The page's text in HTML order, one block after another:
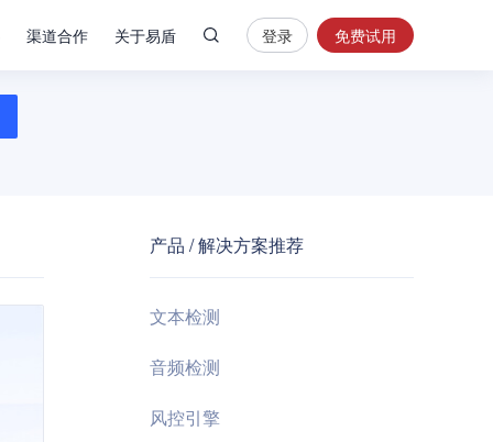
渠道合作 关于易盾
安
全
登录 免费试用
产品 / 解决方案推荐
文本检测
音频检测
风控引擎